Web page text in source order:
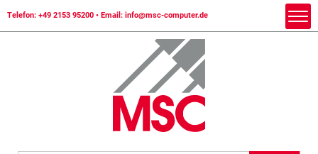
Telefon: +49 2153 95200 • Email: info@msc-computer.de